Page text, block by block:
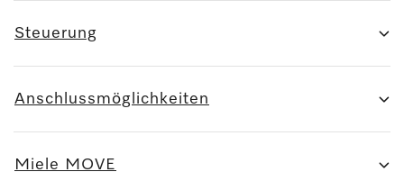
Steuerung
Anschlussmöglichkeiten
Miele MOVE